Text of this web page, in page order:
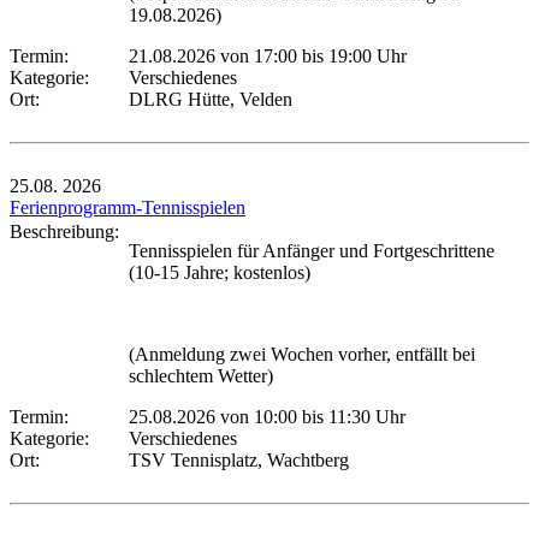
19.08.2026)
Termin:
21.08.2026 von 17:00 bis 19:00 Uhr
Kategorie:
Verschiedenes
Ort:
DLRG Hütte, Velden
25.08. 2026
Ferienprogramm-Tennisspielen
Beschreibung:
Tennisspielen für Anfänger und Fortgeschrittene
(10-15 Jahre; kostenlos)
(Anmeldung zwei Wochen vorher, entfällt bei
schlechtem Wetter)
Termin:
25.08.2026 von 10:00 bis 11:30 Uhr
Kategorie:
Verschiedenes
Ort:
TSV Tennisplatz, Wachtberg